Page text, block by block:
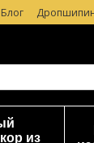
Блог
из